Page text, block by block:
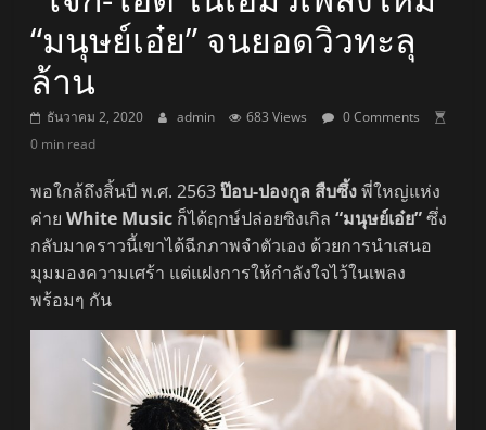
“มนุษย์เอ๋ย” จนยอดวิวทะลุ
ล้าน
ธันวาคม 2, 2020 admin 683 Views
0 Comments
0 min read
พอใกล้ถึงสิ้นปี พ.ศ. 2563ป๊อบ-ปองกูล สืบซึ้งพี่ใหญ่แห่ง
ค่าย White Music ก็ได้ฤกษ์ปล่อยซิงเกิล “มนุษย์เอ๋ย”ซึ่ง
กลับมาคราวนี้เขาได้ฉีกภาพจำตัวเอง ด้วยการนำเสนอ
มุมมองความเศร้า แต่แฝงการให้กำลังใจไว้ในเพลง
พร้อมๆ กัน